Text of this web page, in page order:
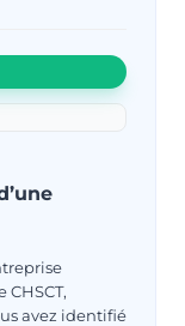
avez identifié